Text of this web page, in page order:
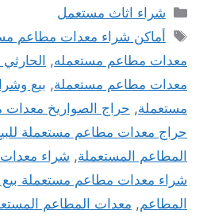
التصنيفات
شراء اثاث مستعمل
الوسوم
أماكن شراء معدات مطاعم
معدات مطاعم مستعمله,
معدات مطاعم مستعملة, بيع
مستعملة, حراج الصواريخ
حراج معدات مطاعم مستعملة
المطاعم المستعملة, شراء
شراء معدات مطاعم مستعملة
المطاعم, معدات المطاعم